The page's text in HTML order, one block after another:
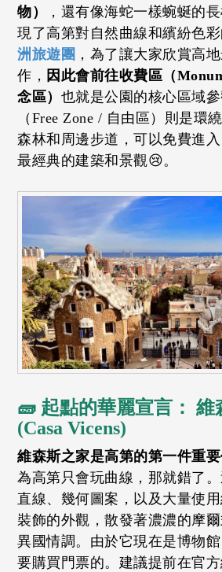
物）
，還有像海蛇一樣蜿蜒的
現了高第對自然曲線和繽紛色彩
洲旅遊團 ，為了讓大家欣賞高
作， 因此會前往收費區（
念區） 也就是公園的核心區域
（Free Zone / 自由區）則是環
森林和周邊步道，可以免費進
最經典的建築和景觀😢。
🧱 起點的華麗宣言： 維
(Casa Vicens)
維森斯之家是高第的第一件重要
為高第只會玩曲線，那就錯了
直線、幾何圖案，以及大量使
裝飾的外觀，散發著濃濃的摩
異國情調。由於它現在是博物
要購買門票的。建議提前在官